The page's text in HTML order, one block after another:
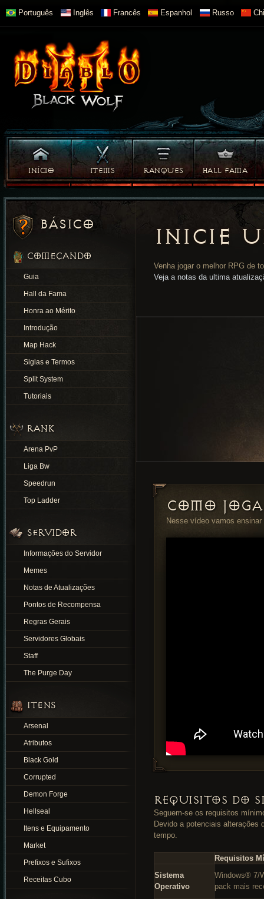
Português Inglês Francês Espanhol Russo
INÍCIO ITEMS RANQUES HALL FAMA
BÁSICO
COMEÇANDO
Guia
Hall da Fama
Honra ao Mérito
Introdução
Map Hack
Siglas e Termos
Split System
Tutoriais
RANK
Arena PvP
Liga Bw
Speedrun
Top Ladder
SERVIDOR
Informações do Servidor
Memes
Notas de Atualizações
Pontos de Recompensa
Regras Gerais
Servidores Globais
Staff
The Purge Day
ITENS
Arsenal
Atributos
Black Gold
Corrupted
Demon Forge
Hellseal
Itens e Equipamento
Market
Prefixos e Sufixos
Receitas Cubo
INICIE
Venha jogar o melhor RPG de
Veja a notas da ultima
COMO
Nesse vídeo vamos
REQUISITOS DO
Seguem-se os requisitos
Devido a potenciais alterações
tempo.
Requisitos
Sistema
Operativo
Windows® 7/
pack mais